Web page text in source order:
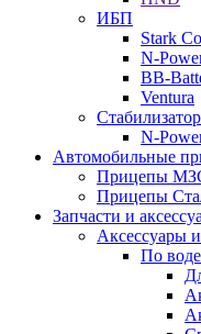
ИБП
Stark
N-
BB-
Ventura
N-
Автомобильные
Прицепы
Прицепы
Запчасти и
Аксессуары
По воде